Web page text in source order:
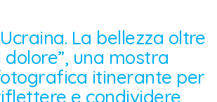
La bellezza oltre
dolore”, una mostra
itinerante per
e condividere